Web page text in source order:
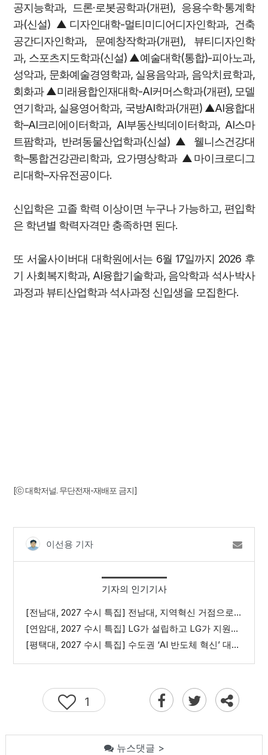
공지능학과, 드론·로봇공학과(개편), 응용수학·통계학
과(신설) ▲디자인대학-멀티미디어디자인학과, 건축
공간디자인학과, 문예창작학과(개편), 뷰티디자인학
과, 스포츠지도학과(신설) ▲예술대학(통합)-피아노과,
성악과, 문화예술경영학과, 실용음악과, 음악치료학과,
회화과 ▲미래융합인재대학-AI커머스학과(개편), 모델
연기학과, 실용영어학과, 국방AI학과(개편) ▲AI융합대
학–AI크리에이터학과, AI부동산빅데이터학과, AI스마
트팜학과, 반려동물산업학과(신설) ▲ 웰니스건강대
학–통합건강관리학과, 요가명상학과 ▲마이크로디그
리대학–자유전공이다.
신입학은 고졸 학력 이상이면 누구나 가능하고, 편입학
은 학년별 학력자격만 충족하면 된다.
또 서울사이버대 대학원에서는 6월 17일까지 2026 후
기 사회복지학과, AI융합기술학과, 음악학과 석사·박사
과정과 뷰티산업학과 석사과정 신입생을 모집한다.
[ⓒ 대학저널. 무단전재-재배포 금지]
이선용 기자
기자의 인기기사
[전남대, 2027 수시 특집] 전남대, 지역혁신 거점으로 도약
[연암대, 2027 수시 특집] LG가 설립하고 LG가 지원하는 ‘K-스마트팜 허브대학’
[평택대, 2027 수시 특집] 수도권 ‘AI 반도체 혁신’ 대학, 융합형 인재 양성
1
뉴스댓글 >